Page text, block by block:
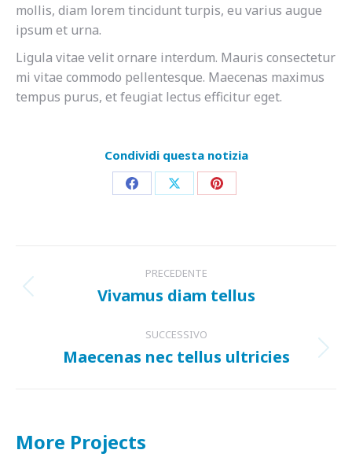
mollis, diam lorem tincidunt turpis, eu varius augue
ipsum et urna.
Ligula vitae velit ornare interdum. Mauris consectetur
mi vitae commodo pellentesque. Maecenas maximus
tempus purus, et feugiat lectus efficitur eget.
Condividi questa notizia
CondividiCondividiCondividi
navigation
PRECEDENTE
Previous
Vivamus diam tellus
SUCCESSIVO
Next
Maecenas nec tellus ultricies
More Projects